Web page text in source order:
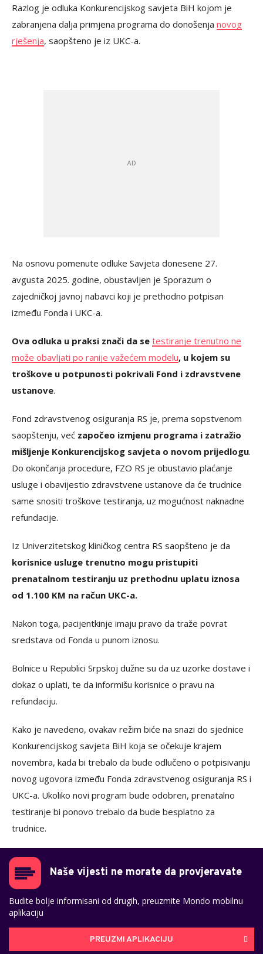
Razlog je odluka Konkurencijskog savjeta BiH kojom je
zabranjena dalja primjena programa do donošenja novog
rješenja, saopšteno je iz UKC-a.
Na osnovu pomenute odluke Savjeta donesene 27.
avgusta 2025. godine, obustavljen je Sporazum o
zajedničkoj javnoj nabavci koji je prethodno potpisan
između Fonda i UKC-a.
Ova odluka u praksi znači da se testiranje trenutno ne
može obavljati po ranije važećem modelu, u kojem su
troškove u potpunosti pokrivali Fond i zdravstvene
ustanove.
Fond zdravstvenog osiguranja RS je, prema sopstvenom
saopštenju, već započeo izmjenu programa i zatražio
mišljenje Konkurencijskog savjeta o novom prijedlogu.
Do okončanja procedure, FZO RS je obustavio plaćanje
usluge i obavijestio zdravstvene ustanove da će trudnice
same snositi troškove testiranja, uz mogućnost naknadne
refundacije.
Iz Univerzitetskog kliničkog centra RS saopšteno je da
korisnice usluge trenutno mogu pristupiti
prenatalnom testiranju uz prethodnu uplatu iznosa
od 1.100 KM na račun UKC-a.
Nakon toga, pacijentkinje imaju pravo da traže povrat
sredstava od Fonda u punom iznosu.
Bolnice u Republici Srpskoj dužne su da uz uzorke dostave i
dokaz o uplati, te da informišu korisnice o pravu na
refundaciju.
Kako je navedeno, ovakav režim biće na snazi do sjednice
Konkurencijskog savjeta BiH koja se očekuje krajem
novembra, kada bi trebalo da bude odlučeno o potpisivanju
novog ugovora između Fonda zdravstvenog osiguranja RS i
UKC-a. Ukoliko novi program bude odobren, prenatalno
testiranje bi ponovo trebalo da bude besplatno za
trudnice.
Naše vijesti ne morate da provjeravate
Budite bolje informisani od drugih, preuzmite Mondo mobilnu
aplikaciju
PREUZMI APLIKACIJU